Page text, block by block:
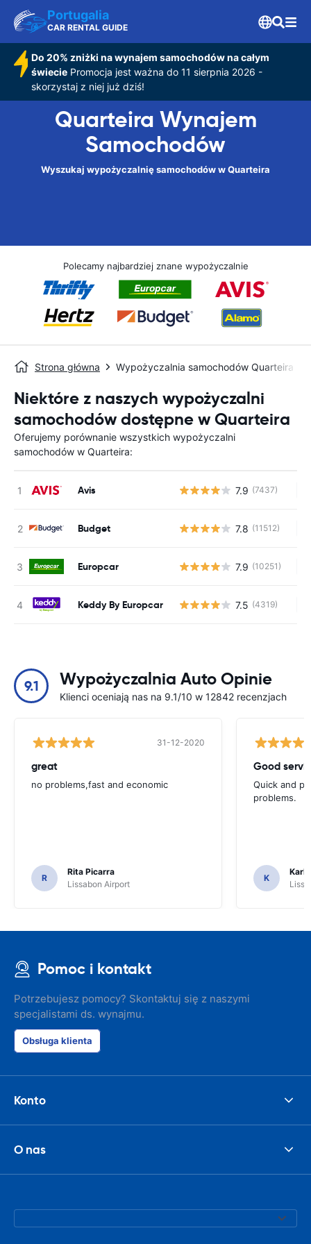
Portugalia
CAR RENTAL GUIDE
Do 20% zniżki na wynajem samochodów na całym
świeciePromocja jest ważna do 11 sierpnia 2026 -
skorzystaj z niej już dziś!
Quarteira Wynajem
Samochodów
Wyszukaj wypożyczalnię samochodów w Quarteira
Polecamy najbardziej znane wypożyczalnie
Strona główna Wypożyczalnia samochodów Quarteira
Niektóre z naszych wypożyczalni
samochodów dostępne w Quarteira
Oferujemy porównanie wszystkich wypożyczalni
samochodów w Quarteira:
Avis 7.9 (7437)
Budget 7.8 (11512)
Europcar 7.9 (10251)
Keddy By Europcar 7.5 (4319)
9.1 Wypożyczalnia Auto Opinie
Klienci oceniają nas na 9.1/10 w 12842 recenzjach
31-12-2020
great
no problems,fast and economic
R
Rita Picarra
Lissabon Airport
Good
Quick and
problems.
K
Karl
Pomoc i kontakt
Potrzebujesz pomocy? Skontaktuj się z naszymi
specjalistami ds. wynajmu.
Obsługa klienta
Konto
O nas